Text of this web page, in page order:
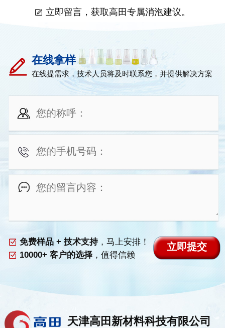
立即留言，获取高田专属消泡建议。
在线拿样
在线提需求，技术人员将及时联系您，并提供解决方案
免费样品 + 技术支持，马上安排！
10000+ 客户的选择，值得信赖
天津高田新材料科技有限公司